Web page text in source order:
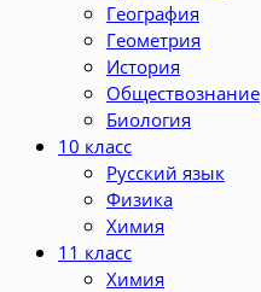
География
Геометрия
История
Обществознание
Биология
10 класс
Русский язык
Физика
Химия
11 класс
Химия